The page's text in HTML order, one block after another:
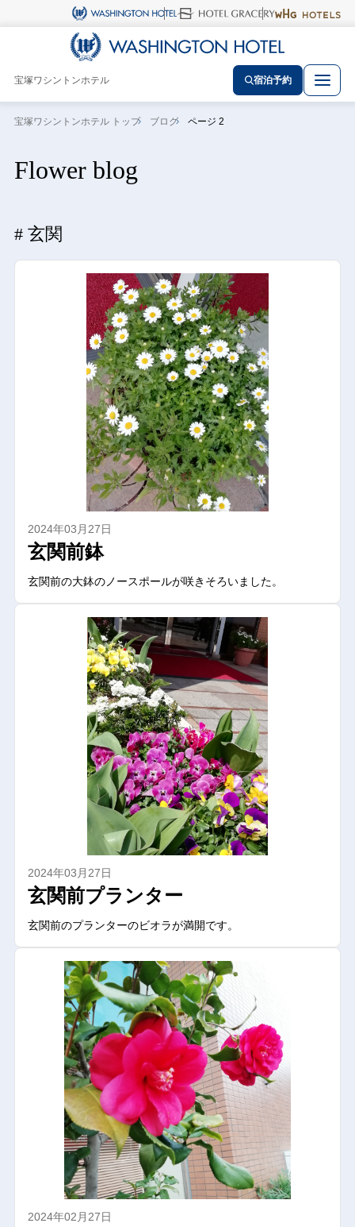
宝塚ワシントンホテル 宿泊予約
宝塚ワシントンホテル トップ ブログ ページ 2
Flower blog
玄関
2024年03月27日
玄関前鉢
玄関前の大鉢のノースポールが咲きそろいました。
2024年03月27日
玄関前プランター
玄関前のプランターのビオラが満開です。
2024年02月27日